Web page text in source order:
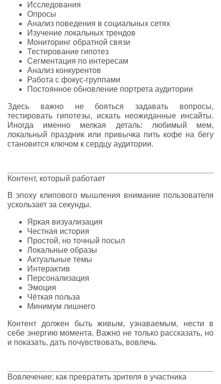
Исследования
Опросы
Анализ поведения в социальных сетях
Изучение локальных трендов
Мониторинг обратной связи
Тестирование гипотез
Сегментация по интересам
Анализ конкурентов
Работа с фокус-группами
Постоянное обновление портрета аудитории
Здесь важно не бояться задавать вопросы,
тестировать гипотезы, искать неожиданные инсайты.
Иногда именно мелкая деталь: любимый мем,
локальный праздник или привычка пить кофе на бегу
становится ключом к сердцу аудитории.
Контент, который работает
В эпоху клипового мышления внимание пользователя
ускользает за секунды.
Яркая визуализация
Честная история
Простой, но точный посыл
Локальные образы
Актуальные темы
Интерактив
Персонализация
Эмоция
Чёткая польза
Минимум лишнего
Контент должен быть живым, узнаваемым, нести в
себе энергию момента. Важно не только рассказать, но
и показать, дать почувствовать, вовлечь.
Вовлечение: как превратить зрителя в участника